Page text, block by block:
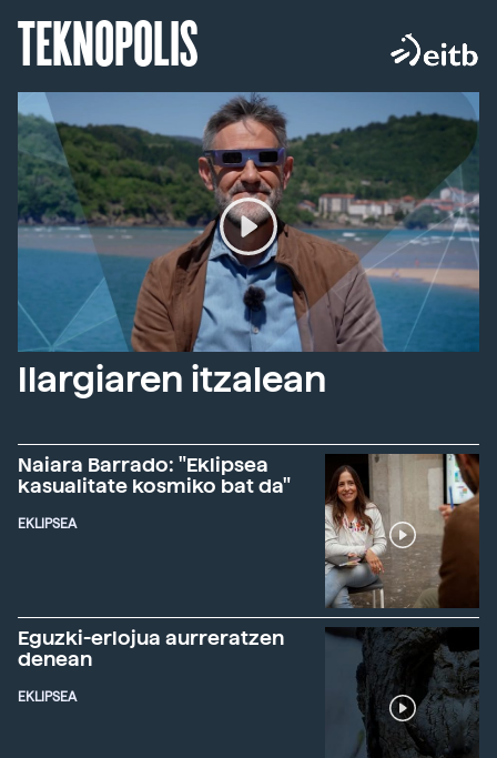
TEKNOPOLIS
Ilargiaren itzalean
Naiara Barrado: "Eklipsea
kasualitate kosmiko bat da"
EKLIPSEA
Eguzki-erlojua aurreratzen
denean
EKLIPSEA